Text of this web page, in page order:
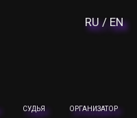
RU / EN
СУДЬЯ ОРГАНИЗАТОР